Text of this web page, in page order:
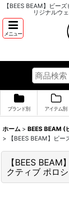
【BEES BEAM】ビー
リジナルウ
メニュー
ブランド別 アイテム別
ホーム > BEES BEAM (
>
【BEES BEAM】ビ
【BEES
クティブ ポロ